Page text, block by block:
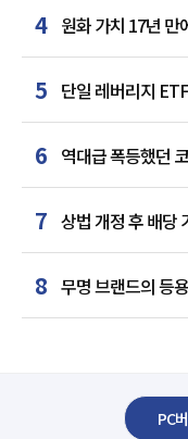
4 원화 가치 17년
5 단일 레버리지
6 역대급 폭등했던
급락
7 상법 개정 후 배
최다'
8 무명 브랜드의 등
PC